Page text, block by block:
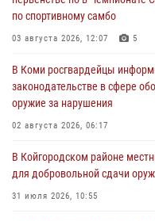
по спортивному самбо
03 августа 2026, 12:07 5
В Коми росгвардейцы
законодательстве в сфере
оружие за нарушения
02 августа 2026, 06:17
В Койгородском районе
для добровольной сдачи
31 июля 2026, 10:55